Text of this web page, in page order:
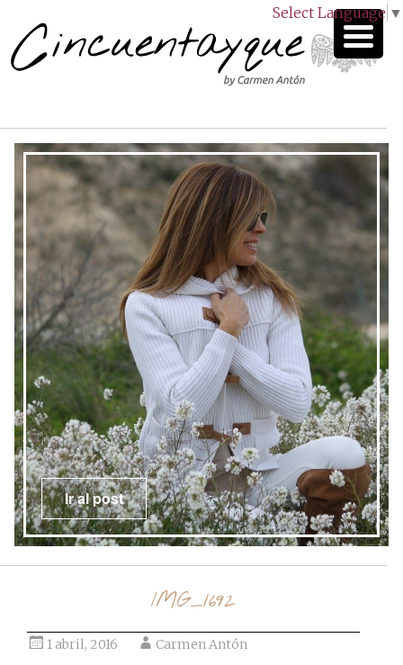
Select Language ▼
Ir al post
IMG_1692
1 abril, 2016 Carmen Antón